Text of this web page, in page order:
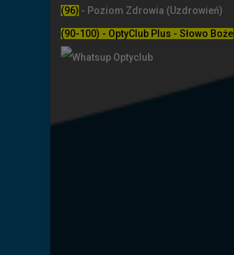
(96) - Poziom Zdrowia (Uzdrowień)
(90-100) - OptyClub Plus - Słowo Boże